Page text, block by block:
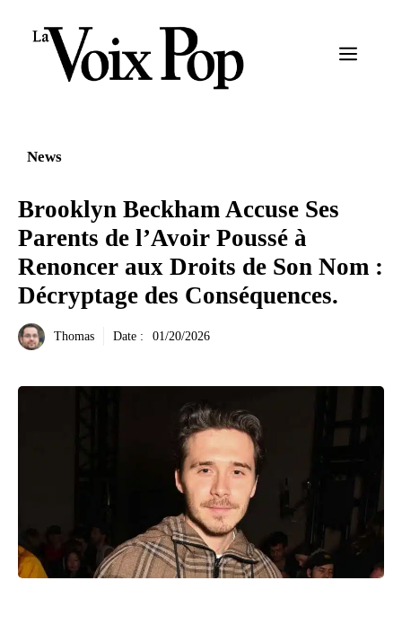
Menu
News
Brooklyn Beckham Accuse Ses
Parents de l’Avoir Poussé à
Renoncer aux Droits de Son Nom :
Décryptage des Conséquences.
Thomas Date : 01/20/2026